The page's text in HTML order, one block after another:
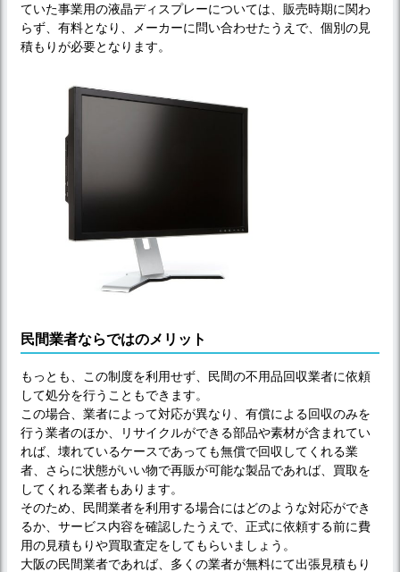
ていた事業用の液晶ディスプレーについては、販売時期に関わ
らず、有料となり、メーカーに問い合わせたうえで、個別の見
積もりが必要となります。
民間業者ならではのメリット
もっとも、この制度を利用せず、民間の不用品回収業者に依頼
して処分を行うこともできます。
この場合、業者によって対応が異なり、有償による回収のみを
行う業者のほか、リサイクルができる部品や素材が含まれてい
れば、壊れているケースであっても無償で回収してくれる業
者、さらに状態がいい物で再販が可能な製品であれば、買取を
してくれる業者もあります。
そのため、民間業者を利用する場合にはどのような対応ができ
るか、サービス内容を確認したうえで、正式に依頼する前に費
用の見積もりや買取査定をしてもらいましょう。
大阪の民間業者であれば、多くの業者が無料にて出張見積もり